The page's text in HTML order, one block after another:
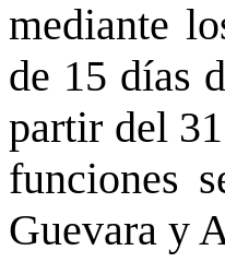
mediante
de 15 días
partir del
funciones
Guevara y